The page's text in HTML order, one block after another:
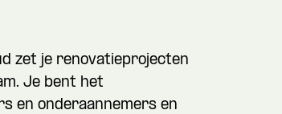
zet je renovatieprojecten
Je bent het
en onderaannemers en